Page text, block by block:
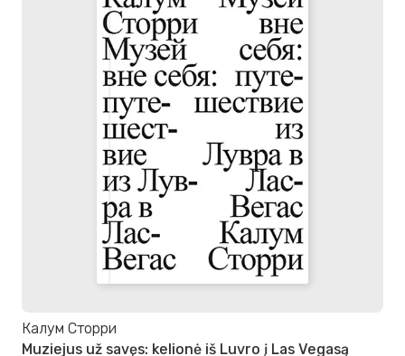
Калум Сторри
Muziejus už savęs: kelionė iš Luvro į Las Vegasą